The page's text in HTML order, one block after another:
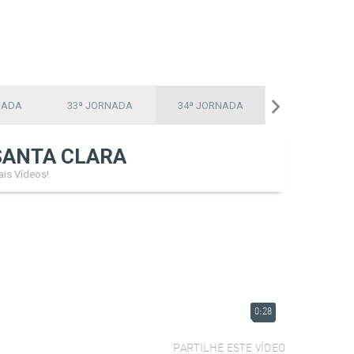
33ª JORNADA 34ª JORNADA
CLARA
Vídeos!
0:28
PARTILHE ESTE VÍDEO